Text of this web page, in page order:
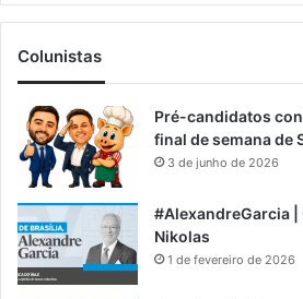
Colunistas
Pré-candidatos
final de semana de
3 de junho de 2026
#AlexandreGarcia
Nikolas
1 de fevereiro de 2026